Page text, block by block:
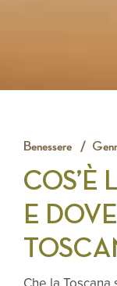
Benessere
COS’È
E